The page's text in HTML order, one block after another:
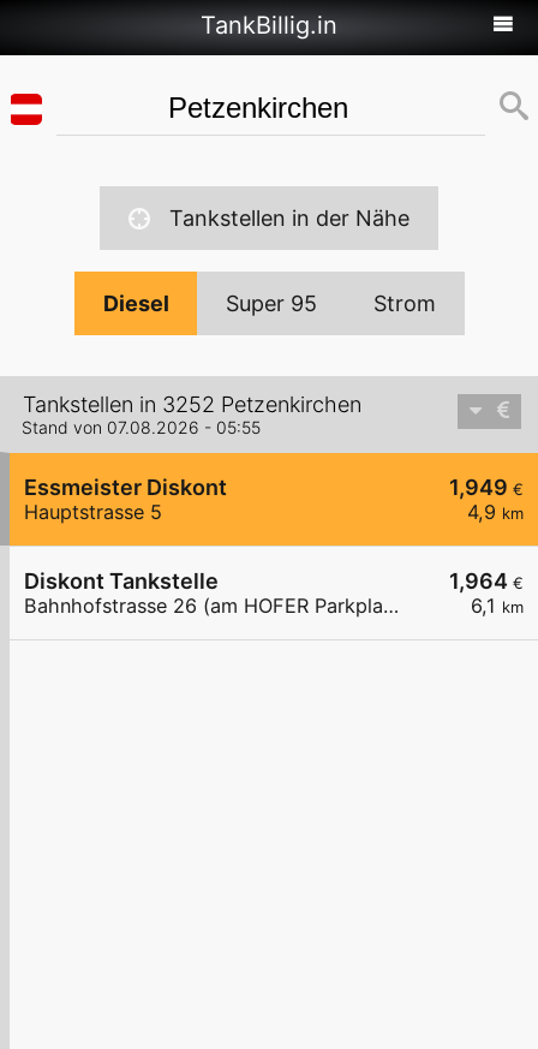
TankBillig.in
Tankstellen in der Nähe
Diesel Super 95 Strom
Tankstellen in 3252 Petzenkirchen
Stand von 07.08.2026 - 05:55
1,949 €
4,9 km
Essmeister Diskont
Hauptstrasse 5
1,964 €
6,1 km
Diskont Tankstelle
Bahnhofstrasse 26 (am HOFER Parkplatz)